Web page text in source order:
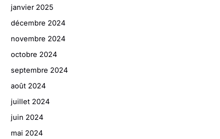
janvier 2025
décembre 2024
novembre 2024
octobre 2024
septembre 2024
août 2024
juillet 2024
juin 2024
mai 2024